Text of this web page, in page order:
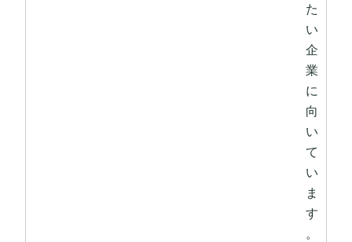
た
い
企
業
に
向
い
て
い
ま
す
。